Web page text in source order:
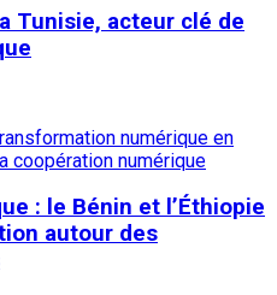
Tunisie, acteur clé de
: le Bénin et l’Éthiopie
autour des